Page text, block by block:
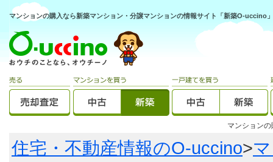
マンションの購入なら新築マンション・分譲マンションの情報サイト「新築O-uccino」
マンション
住宅・不動産情報のO-uccino>